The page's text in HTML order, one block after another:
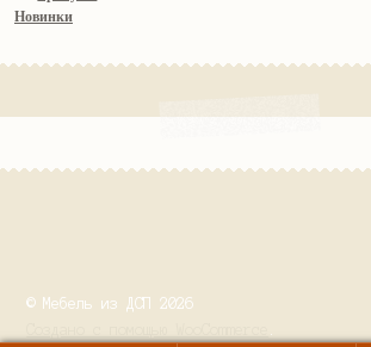
Новинки
© Мебель из ДСП 2026